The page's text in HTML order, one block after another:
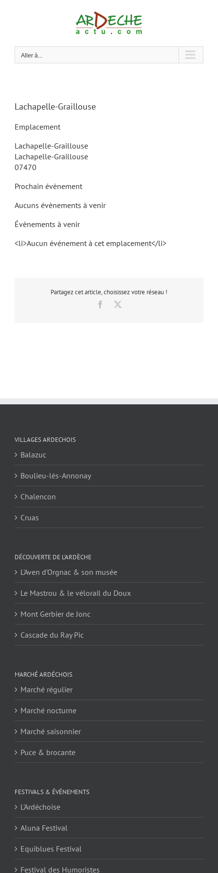
Aller à...
Lachapelle-Graillouse
Emplacement
Lachapelle-Graillouse
Lachapelle-Graillouse
07470
Prochain évènement
Aucuns évènements à venir
Évènements à venir
<li>Aucun événement à cet emplacement</li>
Partagez cet article, choisissez votre réseau !
Facebook
VILLAGES ARDECHOIS
Balazuc
Boulieu-lès-Annonay
Chalencon
Cruas
DÉCOUVERTE DE L’ARDÈCHE
L'Aven d'Orgnac & son musée
Le Mastrou & le vélorail du Doux
Mont Gerbier de Jonc
Cascade du Ray Pic
MARCHÉ ARDÉCHOIS
Marché régulier
Marché nocturne
Marché saisonnier
Puce & brocante
FESTIVALS & ÉVÉNEMENTS
L'Ardéchoise
Aluna Festival
Equiblues Festival
Festival des Humoristes